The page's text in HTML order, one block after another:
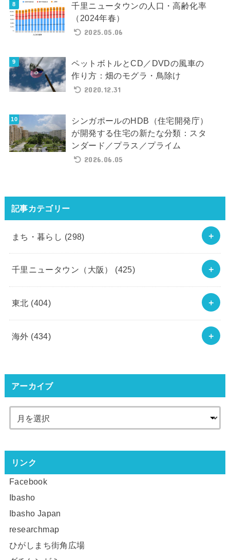
千里ニュータウンの人口・高齢化率
（2024年春）
2025.05.06
ペットボトルとCD／DVDの風車の
作り方：畑のモグラ・鳥除け
2020.12.31
シンガポールのHDB（住宅開発庁）
が開発する住宅の新たな分類：スタ
ンダード／プラス／プライム
2026.06.05
記事カテゴリー
まち・暮らし (298)
千里ニュータウン（大阪） (425)
東北 (404)
海外 (434)
アーカイブ
リンク
Facebook
Ibasho
Ibasho Japan
researchmap
ひがしまち街角広場